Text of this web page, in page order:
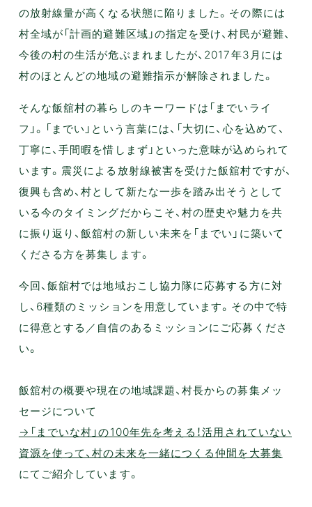
の放射線量が高くなる状態に陥りました。その際には
村全域が「計画的避難区域」の指定を受け、村民が避難、
今後の村の生活が危ぶまれましたが、2017年3月には
村のほとんどの地域の避難指示が解除されました。
そんな飯舘村の暮らしのキーワードは「までいライ
フ」。「までい」という言葉には、「大切に、心を込めて、
丁寧に、手間暇を惜しまず」といった意味が込められて
います。震災による放射線被害を受けた飯舘村ですが、
復興も含め、村として新たな一歩を踏み出そうとして
いる今のタイミングだからこそ、村の歴史や魅力を共
に振り返り、飯舘村の新しい未来を「までい」に築いて
くださる方を募集します。
今回、飯舘村では地域おこし協力隊に応募する方に対
し、6種類のミッションを用意しています。その中で特
に得意とする／自信のあるミッションにご応募くださ
い。
飯舘村の概要や現在の地域課題、村長からの募集メッ
セージについて
→「までいな村」の100年先を考える！活用されていない
資源を使って、村の未来を一緒につくる仲間を大募集
にてご紹介しています。